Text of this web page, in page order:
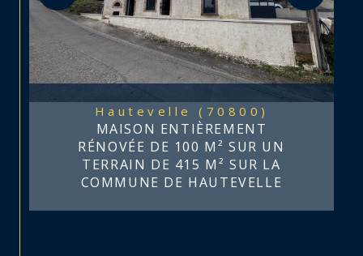
Hautevelle (70800)
MAISON ENTIÈREMENT
RÉNOVÉE DE 100 M² SUR UN
TERRAIN DE 415 M² SUR LA
COMMUNE DE HAUTEVELLE